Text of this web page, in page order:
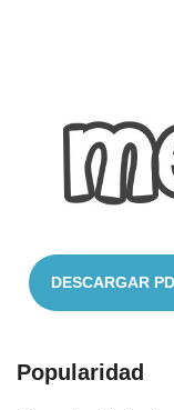
DESCARGAR
Popularidad